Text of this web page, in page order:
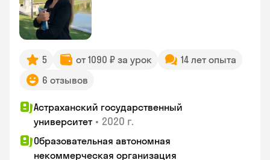
5 от 1090 ₽ за урок
14 лет опыта
6 отзывов
Астраханский государственный
университет • 2020 г.
Образовательная автономная
некоммерческая организация